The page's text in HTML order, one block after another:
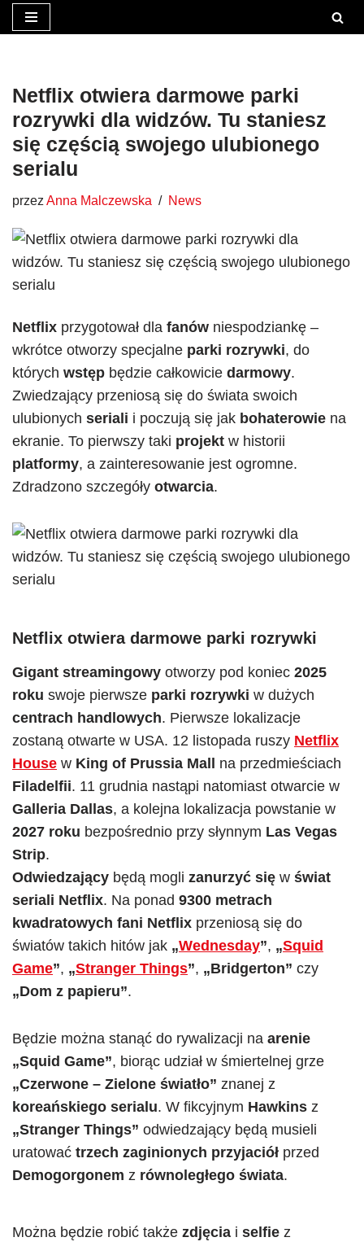
treści
Netflix otwiera darmowe parki
rozrywki dla widzów. Tu staniesz
się częścią swojego ulubionego
serialu
przez Anna Malczewska News
Netflix przygotował dla fanów niespodziankę –
wkrótce otworzy specjalne parki rozrywki, do
których wstęp będzie całkowicie darmowy.
Zwiedzający przeniosą się do świata swoich
ulubionych seriali i poczują się jak bohaterowie na
ekranie. To pierwszy taki projekt w historii
platformy, a zainteresowanie jest ogromne.
Zdradzono szczegóły otwarcia.
Netflix otwiera darmowe parki rozrywki
Gigant streamingowy otworzy pod koniec 2025
roku swoje pierwsze parki rozrywki w dużych
centrach handlowych. Pierwsze lokalizacje
zostaną otwarte w USA. 12 listopada ruszy Netflix
House w King of Prussia Mall
na przedmieściach
Filadelfii. 11 grudnia nastąpi natomiast otwarcie w
Galleria Dallas, a kolejna lokalizacja powstanie w
2027 roku bezpośrednio przy słynnym Las Vegas
Strip.
Odwiedzający będą mogli zanurzyć się w świat
seriali Netflix. Na ponad 9300 metrach
kwadratowych fani Netflix przeniosą się do
światów takich hitów jak „Wednesday”, „Squid
Game”, „Stranger Things”, „Bridgerton” czy
„Dom z papieru”.
Będzie można stanąć do rywalizacji na arenie
„Squid Game”, biorąc udział w śmiertelnej grze
„Czerwone – Zielone światło” znanej z
koreańskiego serialu. W fikcyjnym Hawkins z
„Stranger Things” odwiedzający będą musieli
uratować trzech zaginionych przyjaciół przed
Demogorgonem z równoległego świata.
Można będzie robić także zdjęcia i selfie z